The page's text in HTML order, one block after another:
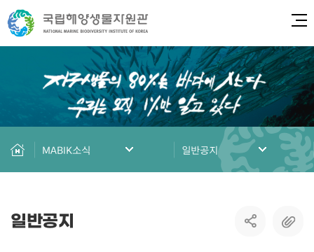
일반공지
MABIK소식 일반공지